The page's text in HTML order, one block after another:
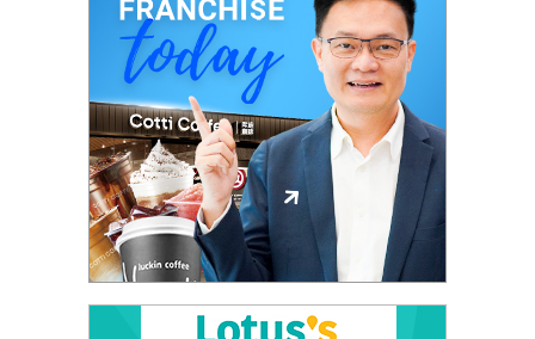
ปรึกษา
การ
ลงทุน
และ
ขยาย